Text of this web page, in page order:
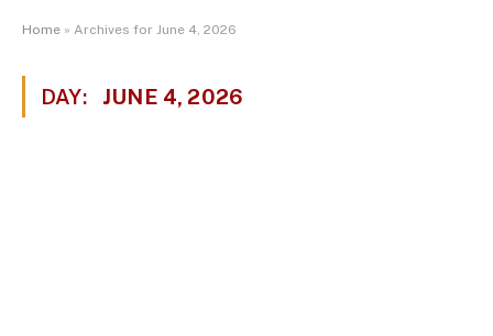
Home » Archives for June 4, 2026
DAY: JUNE 4, 2026